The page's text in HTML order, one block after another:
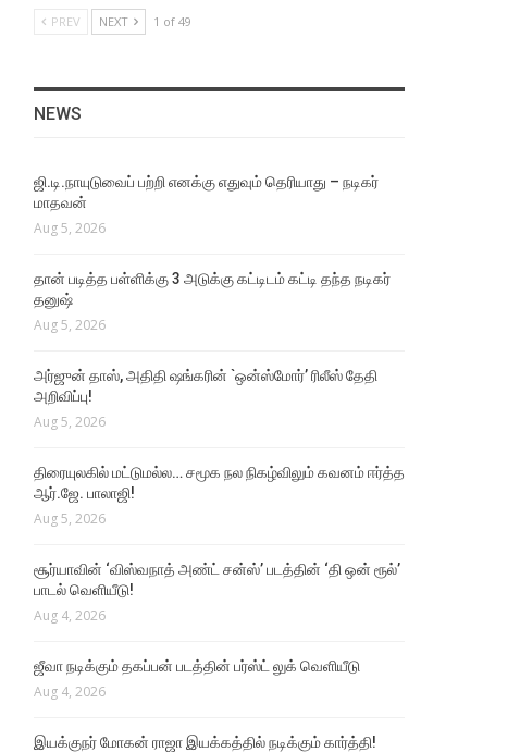
PREV NEXT 1 of 49
NEWS
ஜி.டி.நாயுடுவைப் பற்றி எனக்கு எதுவும் தெரியாது – நடிகர்
மாதவன்
Aug 5, 2026
தான் படித்த பள்ளிக்கு 3 அடுக்கு கட்டிடம் கட்டி தந்த நடிகர்
தனுஷ்
Aug 5, 2026
அர்ஜுன் தாஸ், அதிதி ஷங்கரின் `ஒன்ஸ்மோர்’ ரிலீஸ் தேதி
அறிவிப்பு!
Aug 5, 2026
திரையுலகில் மட்டுமல்ல… சமூக நல நிகழ்விலும் கவனம் ஈர்த்த
ஆர்.ஜே. பாலாஜி!
Aug 5, 2026
சூர்யாவின் ‘விஸ்வநாத் அண்ட் சன்ஸ்’ படத்தின் ‘தி ஒன் ரூல்’
பாடல் வெளியீடு!
Aug 4, 2026
ஜீவா நடிக்கும் தகப்பன் படத்தின் பர்ஸ்ட் லுக் வெளியீடு
Aug 4, 2026
இயக்குநர் மோகன் ராஜா இயக்கத்தில் நடிக்கும் கார்த்தி!